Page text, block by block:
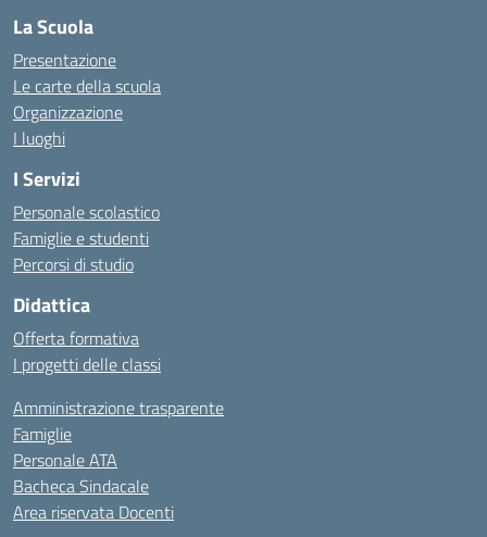
La Scuola
Presentazione
Le carte della scuola
Organizzazione
I luoghi
I Servizi
Personale scolastico
Famiglie e studenti
Percorsi di studio
Didattica
Offerta formativa
I progetti delle classi
Amministrazione trasparente
Famiglie
Personale ATA
Bacheca Sindacale
Area riservata Docenti